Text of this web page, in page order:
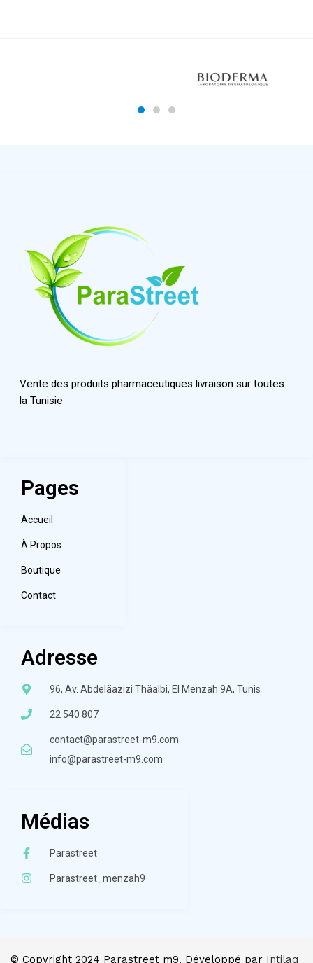
Vente des produits pharmaceutiques livraison sur toutes
la Tunisie
Pages
Accueil
À Propos
Boutique
Contact
Adresse
96, Av. Abdelãazizi Thäalbi, El Menzah 9A, Tunis
22 540 807
contact@parastreet-m9.com
info@parastreet-m9.com
Médias
Parastreet
Parastreet_menzah9
© Copyright 2024 Parastreet m9. Développé par Intilaq